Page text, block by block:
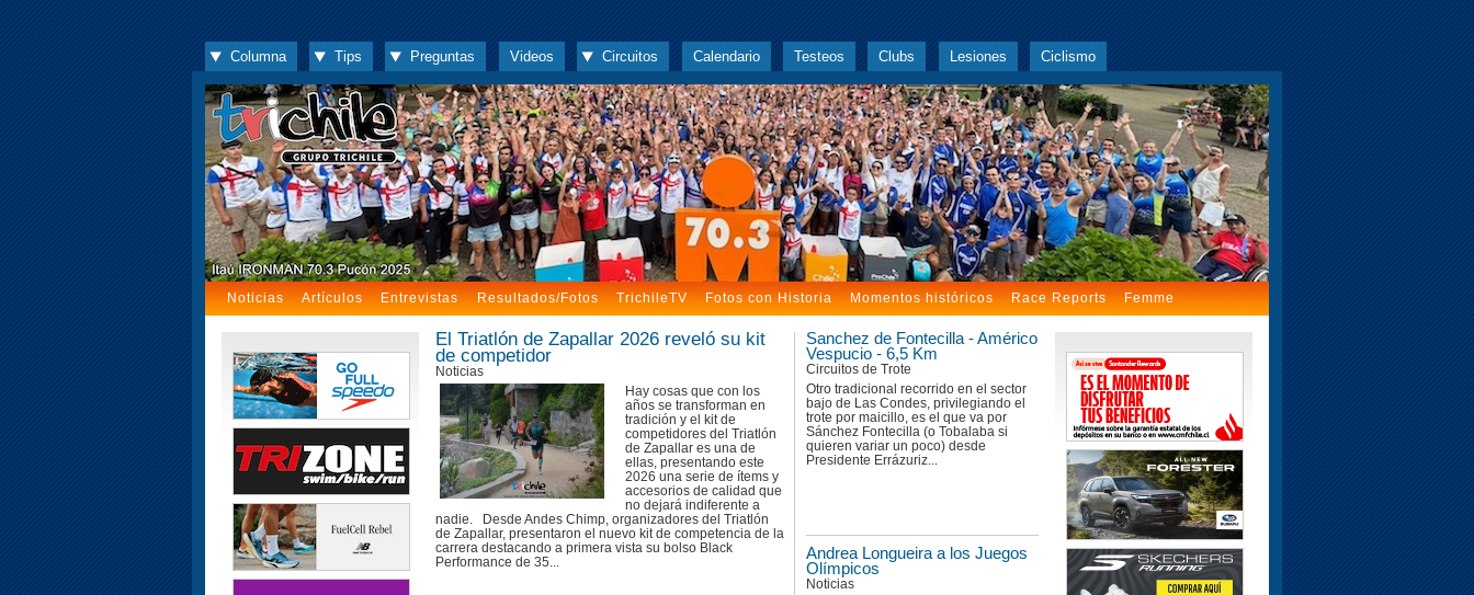
Columna Tips Preguntas Videos Circuitos Calendario Testeos Clubs Lesiones Ciclismo
Noticias Artículos Entrevistas Resultados/Fotos TrichileTV Fotos con Historia Momentos históricos Race Reports Femme
Sanchez de Fontecilla - Américo
Vespucio - 6,5 Km
Circuitos de Trote
Otro tradicional recorrido en el sector
bajo de Las Condes, privilegiando el
trote por maicillo, es el que va por
Sánchez Fontecilla (o Tobalaba si
quieren variar un poco) desde
Presidente Errázuriz...
Andrea Longueira a los Juegos
Olímpicos
Noticias
El Triatlón de Zapallar 2026 reveló su kit
de competidor
Noticias
Hay cosas que con los
años se transforman en
tradición y el kit de
competidores del Triatlón
de Zapallar es una de
ellas, presentando este
2026 una serie de ítems y
accesorios de calidad que
no dejará indiferente a
nadie. Desde Andes Chimp, organizadores del Triatlón
de Zapallar, presentaron el nuevo kit de competencia de la
carrera destacando a primera vista su bolso Black
Performance de 35...